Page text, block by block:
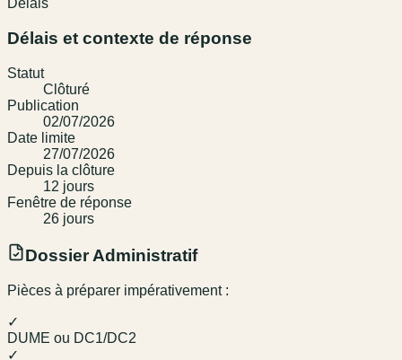
Délais
Délais et contexte de réponse
Statut
Clôturé
Publication
02/07/2026
Date limite
27/07/2026
Depuis la clôture
12 jours
Fenêtre de réponse
26 jours
Dossier Administratif
Pièces à préparer impérativement :
✓
DUME ou DC1/DC2
✓